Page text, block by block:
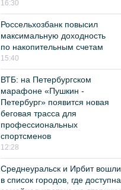
16:30
Россельхозбанк повысил
максимальную доходность
по накопительным счетам
15:40
ВТБ: на Петербургском
марафоне «Пушкин -
Петербург» появится новая
беговая трасса для
профессиональных
спортсменов
12:28
Среднеуральск и Ирбит вошли
в список городов, где доступна